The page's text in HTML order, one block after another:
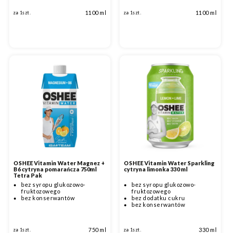
za 1szt. 1100 ml za 1szt. 1100 ml
OSHEE Vitamin Water Magnez +
B6 cytryna pomarańcza 750ml
Tetra Pak
bez syropu glukozowo-
fruktozowego
bez konserwantów
za 1szt. 750 ml
OSHEE Vitamin Water Sparkling
cytryna limonka 330 ml
bez syropu glukozowo-
fruktozowego
bez dodatku cukru
bez konserwantów
za 1szt. 330 ml